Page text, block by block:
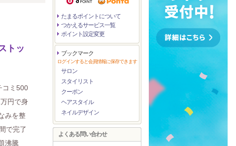
トッ
コミ500
円で身
みを整
で完了
沸騰
たまるポイントについて
つかえるサービス一覧
ポイント設定変更
ブックマーク
ログインすると会員情報に保存できます
サロン
スタイリスト
クーポン
ヘアスタイル
ネイルデザイン
よくある問い合わせ